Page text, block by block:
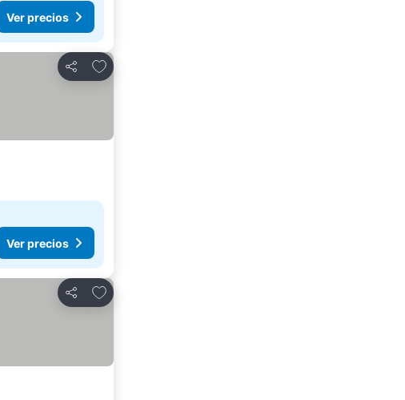
Ver precios
Compartir
Agregar a favoritos
Ver precios
Compartir
Agregar a favoritos